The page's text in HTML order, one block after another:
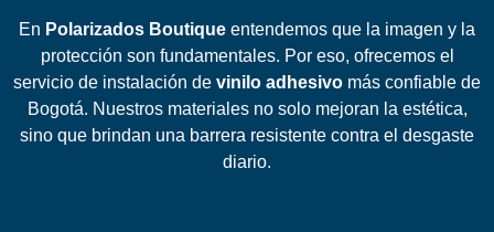
En Polarizados Boutique entendemos que la imagen y la
protección son fundamentales. Por eso, ofrecemos el
servicio de instalación de vinilo adhesivo más confiable de
Bogotá. Nuestros materiales no solo mejoran la estética,
sino que brindan una barrera resistente contra el desgaste
diario.